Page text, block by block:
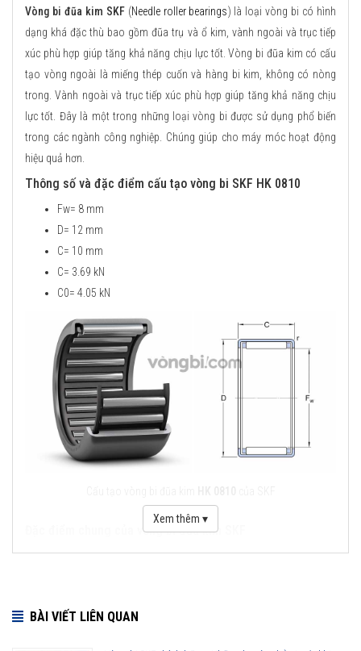
Vòng bi đũa kim SKF(Needle roller bearings) là loại vòng bi có hình
dạng khá đặc thù bao gồm đũa trụ và ổ kim, vành ngoài và trục tiếp
xúc phù hợp giúp tăng khả năng chịu lực tốt. Vòng bi đũa kim có cấu
tạo vòng ngoài là miếng thép cuốn và hàng bi kim, không có nòng
trong. Vành ngoài và trục tiếp xúc phù hợp giúp tăng khả năng chịu
lực tốt. Đây là một trong những loại vòng bi được sử dụng phổ biến
trong các ngành công nghiệp. Chúng giúp cho máy móc hoạt động
hiệu quả hơn.
Thông số và đặc điểm cấu tạo vòng bi SKF HK 0810
Fw= 8 mm
D= 12 mm
C= 10 mm
C= 3.69 kN
C0= 4.05 kN
HK 0810
Đặc điểm chung của vòng bi đũa kim SKF
Khả năng chịu lực tải trọng lớn.
Đáp ứng đầy đủ theo tiêu chuẩn chất lượng quốc tế.
Xem thêm ▾
BÀI VIẾT LIÊN QUAN